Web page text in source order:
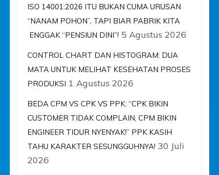
ISO 14001:2026 ITU BUKAN CUMA URUSAN
“NANAM POHON”, TAPI BIAR PABRIK KITA
ENGGAK “PENSIUN DINI”! 5 Agustus 2026
CONTROL CHART DAN HISTOGRAM: DUA
MATA UNTUK MELIHAT KESEHATAN PROSES
PRODUKSI 1 Agustus 2026
BEDA CPM VS CPK VS PPK: “CPK BIKIN
CUSTOMER TIDAK COMPLAIN, CPM BIKIN
ENGINEER TIDUR NYENYAK!” PPK KASIH
TAHU KARAKTER SESUNGGUHNYA! 30 Juli
2026